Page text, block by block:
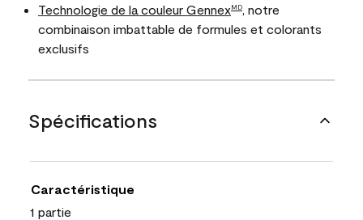
Technologie de la couleur GennexMD
, notre
combinaison imbattable de formules et colorants
exclusifs
Spécifications
Caractéristique
1 partie